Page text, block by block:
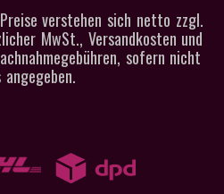
verstehen sich netto zzgl.
MwSt., Versandkosten und
sofern nicht
angegeben.